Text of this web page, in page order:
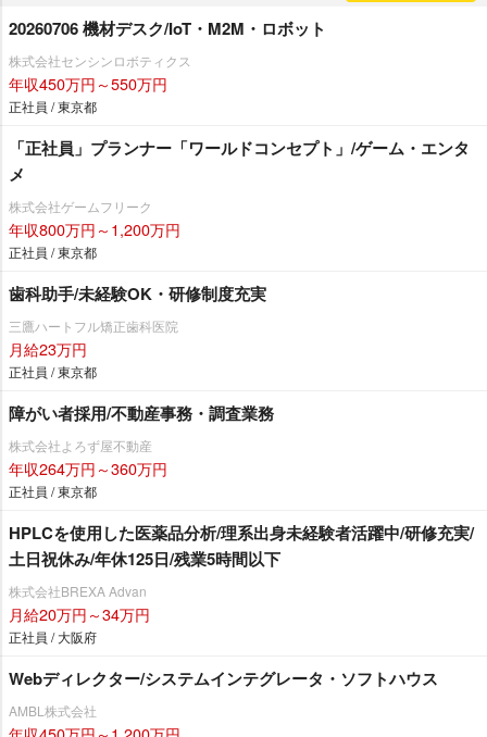
20260706 機材デスク/IoT・M2M・ロボット
株式会社センシンロボティクス
年収450万円～550万円
正社員 / 東京都
「正社員」プランナー「ワールドコンセプト」/ゲーム・エンタ
メ
株式会社ゲームフリーク
年収800万円～1,200万円
正社員 / 東京都
歯科助手/未経験OK・研修制度充実
三鷹ハートフル矯正歯科医院
月給23万円
正社員 / 東京都
障がい者採用/不動産事務・調査業務
株式会社よろず屋不動産
年収264万円～360万円
正社員 / 東京都
HPLCを使用した医薬品分析/理系出身未経験者活躍中/研修充実/
土日祝休み/年休125日/残業5時間以下
株式会社BREXA Advan
月給20万円～34万円
正社員 / 大阪府
Webディレクター/システムインテグレータ・ソフトハウス
AMBL株式会社